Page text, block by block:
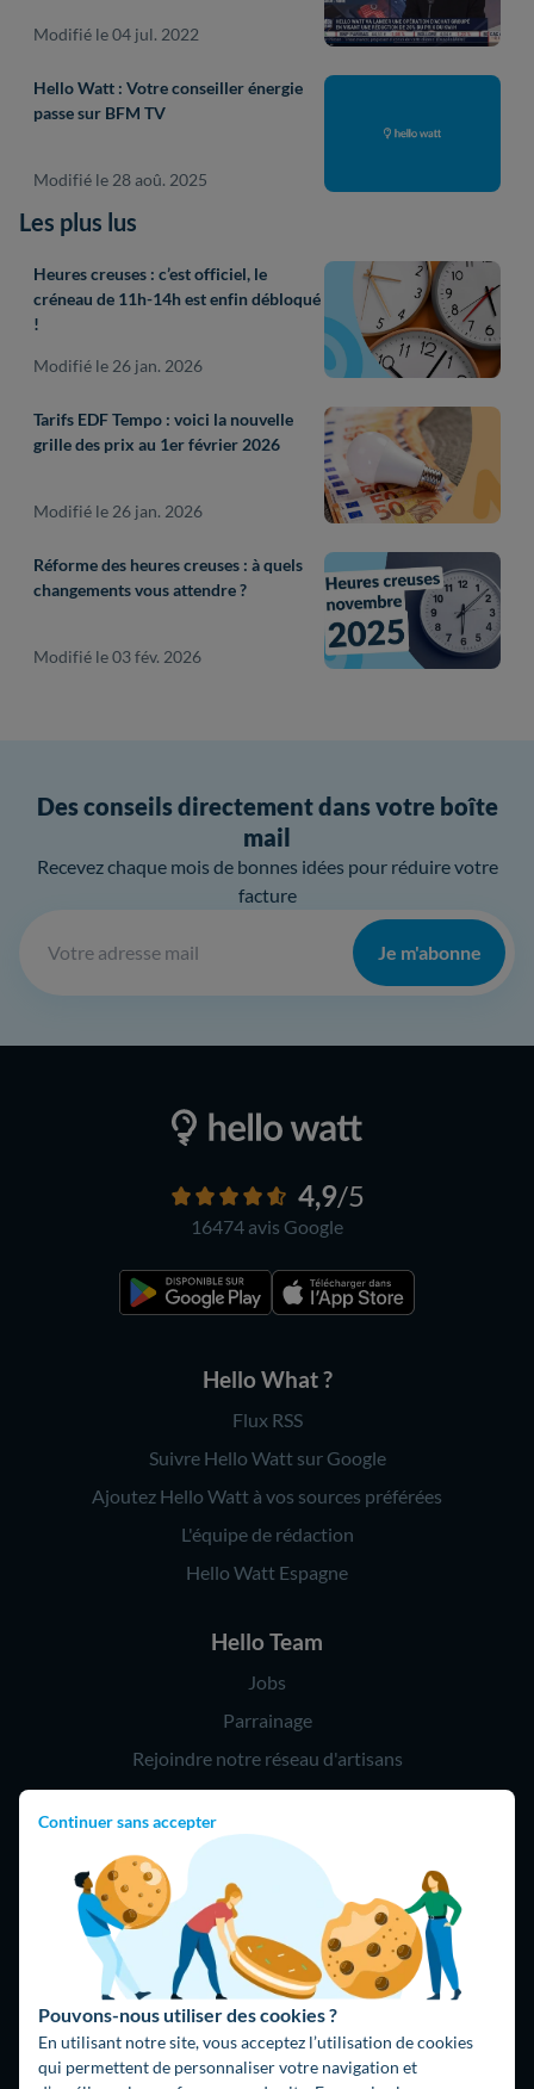
Continuer sans accepter
Pouvons-nous utiliser des cookies ?
En utilisant notre site, vous acceptez l’utilisation de cookies
qui permettent de personnaliser votre navigation et
Modifié le 04 jul. 2022
Hello Watt : Votre conseiller énergie
passe sur BFM TV
Modifié le 28 aoû. 2025
Les plus lus
Heures creuses : c’est officiel, le
créneau de 11h-14h est enfin débloqué
!
Modifié le 26 jan. 2026
Tarifs EDF Tempo : voici la nouvelle
grille des prix au 1er février 2026
Modifié le 26 jan. 2026
Réforme des heures creuses : à quels
changements vous attendre ?
Modifié le 03 fév. 2026
Des conseils directement dans votre boîte
mail
Recevez chaque mois de bonnes idées pour réduire votre
facture
Je m'abonne
4,9/5
16474 avis Google
Hello What ?
Flux RSS
Suivre Hello Watt sur Google
Ajoutez Hello Watt à vos sources préférées
L'équipe de rédaction
Hello Watt Espagne
Hello Team
Jobs
Parrainage
Rejoindre notre réseau d'artisans
Hello !
09 75 18 60 60
(8h-21h)
75018 Paris